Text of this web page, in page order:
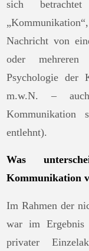
sich
Nachricht von
oder
Psychologie der
m.w.N. –
Kommunikation
entlehnt).
Was
Kommunikation
Im Rahmen der
war im Ergebnis
privater